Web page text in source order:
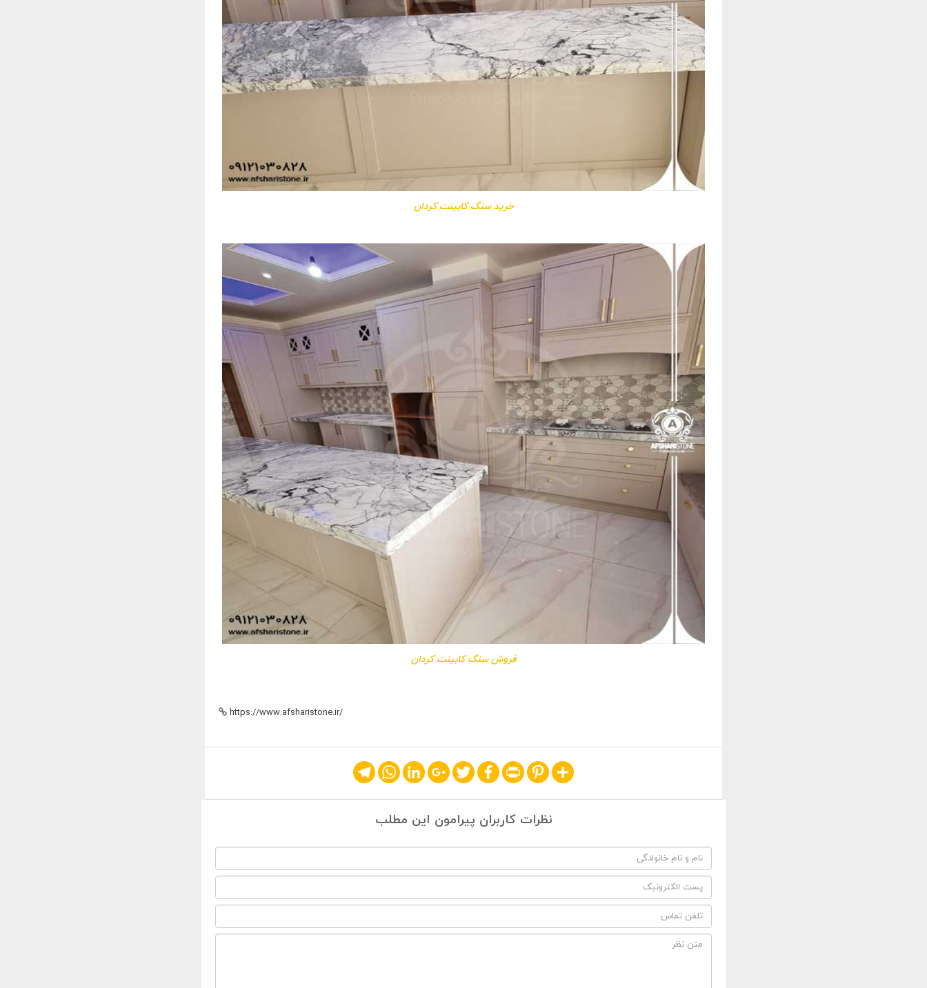
خرید سنگ کابینت کردان
فروش سنگ کابینت کردان
https://www.afsharistone.ir/
Share
Pinterest
Print
Facebook
Twitter
Google+
LinkedIn
WhatsApp
Telegram
نظرات کاربران پیرامون این مطلب